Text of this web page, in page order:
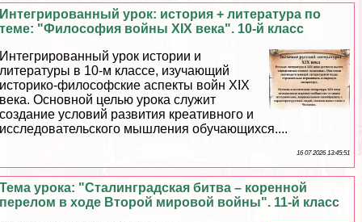
Интегрированный урок: история + литература по
теме: "Философия войны XIX века". 10-й класс
Интегрированный урок истории и
литературы в 10-м классе, изучающий
историко-философские аспекты войн XIX
века. Основной целью урока служит
создание условий развития креативного и
исследовательского мышления обучающихся....
16 07 2026 13:45:51
Тема урока: "Сталинградская битва – коренной
перелом в ходе Второй мировой войны". 11-й класс